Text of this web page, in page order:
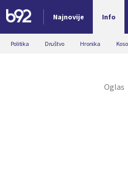
Najnovije Info
Nova vest
Politika Društvo Hronika